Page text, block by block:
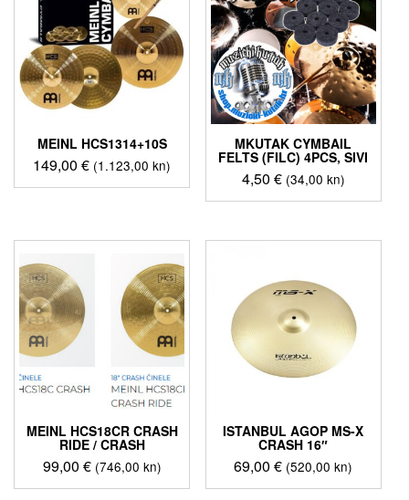
MEINL HCS1314+10S
149,00€ (1.123,00 kn)
MKUTAK CYMBAIL
FELTS (FILC) 4PCS, SIVI
4,50 € (34,00 kn)
MEINL HCS18CR CRASH
RIDE / CRASH
99,00 € (746,00 kn)
ISTANBUL AGOP MS-X
CRASH 16″
69,00€ (520,00 kn)